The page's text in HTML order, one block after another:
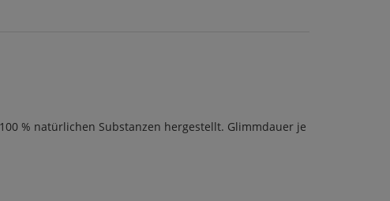
% natürlichen Substanzen hergestellt. Glimmdauer je